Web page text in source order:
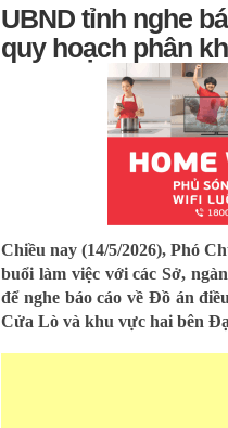
UBND tỉnh nghe
quy hoạch phân
Chiều nay (14/5/2026), Phó
buổi làm việc với các Sở,
để nghe báo cáo về Đồ án
Cửa Lò và khu vực hai bên